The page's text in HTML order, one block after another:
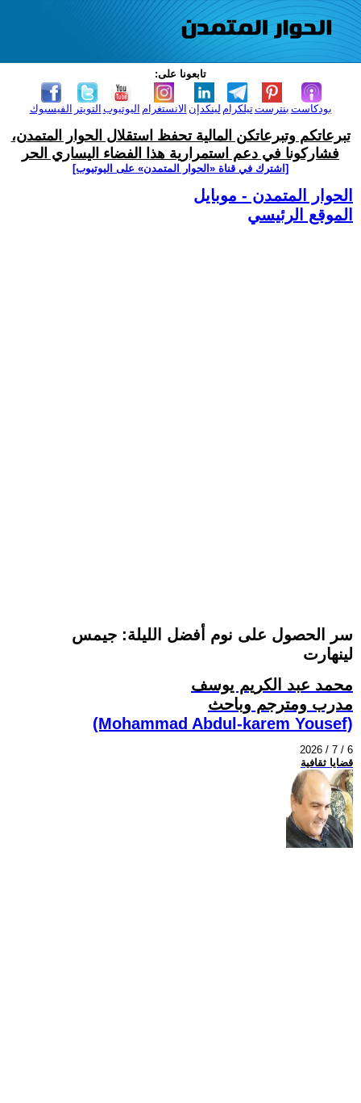
تابعونا على:
الفيسبوك التويتر اليوتيوب الانستغرام لينكدإن تيلكرامبنترست بودكاست
تبرعاتكم وتبرعاتكن المالية تحفظ استقلال الحوار المتمدن،
فشاركونا في دعم استمرارية هذا الفضاء اليساري الحر
[اشترك في قناة ‫«الحوار المتمدن» على اليوتيوب]
الحوار المتمدن - موبايل
الموقع الرئيسي
سر الحصول على نوم أفضل الليلة: جيمس
لينهارت
محمد عبد الكريم يوسف
مدرب ومترجم وباحث
(Mohammad Abdul-karem Yousef)
2026 / 7 / 6
قضايا ثقافية